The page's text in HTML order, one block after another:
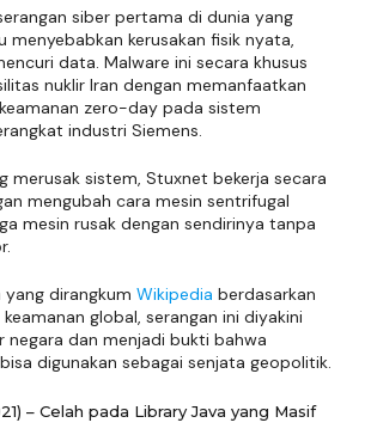
siber pertama di dunia yang
menyebabkan kerusakan fisik nyata,
data. Malware ini secara khusus
nuklir Iran dengan memanfaatkan
zero-day pada sistem
industri Siemens.
merusak sistem, Stuxnet bekerja secara
mengubah cara mesin sentrifugal
mesin rusak dengan sendirinya tanpa
dirangkum Wikipedia berdasarkan
global, serangan ini diyakini
negara dan menjadi bukti bahwa
digunakan sebagai senjata geopolitik.
– Celah pada Library Java yang Masif